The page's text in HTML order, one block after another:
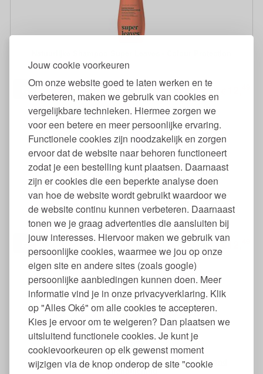
Jouw cookie voorkeuren
Om onze website goed te laten werken en te
verbeteren, maken we gebruik van cookies en
vergelijkbare technieken. Hiermee zorgen we
voor een betere en meer persoonlijke ervaring.
Functionele cookies zijn noodzakelijk en zorgen
ervoor dat de website naar behoren functioneert
zodat je een bestelling kunt plaatsen. Daarnaast
zijn er cookies die een beperkte analyse doen
van hoe de website wordt gebruikt waardoor we
de website continu kunnen verbeteren. Daarnaast
tonen we je graag advertenties die aansluiten bij
jouw interesses. Hiervoor maken we gebruik van
persoonlijke cookies, waarmee we jou op onze
eigen site en andere sites (zoals google)
persoonlijke aanbiedingen kunnen doen. Meer
informatie vind je in onze privacyverklaring. Klik
op "Alles Oké" om alle cookies te accepteren.
Kies je ervoor om te weigeren? Dan plaatsen we
uitsluitend functionele cookies. Je kunt je
cookievoorkeuren op elk gewenst moment
wijzigen via de knop onderop de site "cookie
Natuurlijke Shampoo Super Leaves - Moisture rich
12,
Natuurlijke Shampoo Super Leaves - Nourishing and
Strengthening